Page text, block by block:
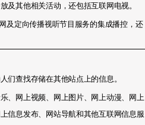
及其他相关活动，还包括互联网电视。
及定向传播视听节目服务的集成播控，还
们查找存储在其他站点上的信息。
、网上视频、网上图片、网上动漫、网上
信息发布、网站导航和其他互联网信息服